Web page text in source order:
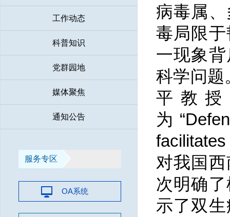
工作动态
科普知识
党群园地
媒体聚焦
通知公告
服务专区
OA系统
病毒属
毒局限
一现象
科学问题
平教授
为
对我国
次明确
示了双